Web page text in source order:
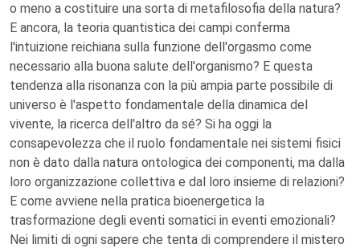
o meno a costituire una sorta di metafilosofia della natura?
E ancora, la teoria quantistica dei campi conferma
l'intuizione reichiana sulla funzione dell'orgasmo come
necessario alla buona salute dell'organismo? E questa
tendenza alla risonanza con la più ampia parte possibile di
universo è l'aspetto fondamentale della dinamica del
vivente, la ricerca dell'altro da sé? Si ha oggi la
consapevolezza che il ruolo fondamentale nei sistemi fisici
non è dato dalla natura ontologica dei componenti, ma dalla
loro organizzazione collettiva e dal loro insieme di relazioni?
E come avviene nella pratica bioenergetica la
trasformazione degli eventi somatici in eventi emozionali?
Nei limiti di ogni sapere che tenta di comprendere il mistero